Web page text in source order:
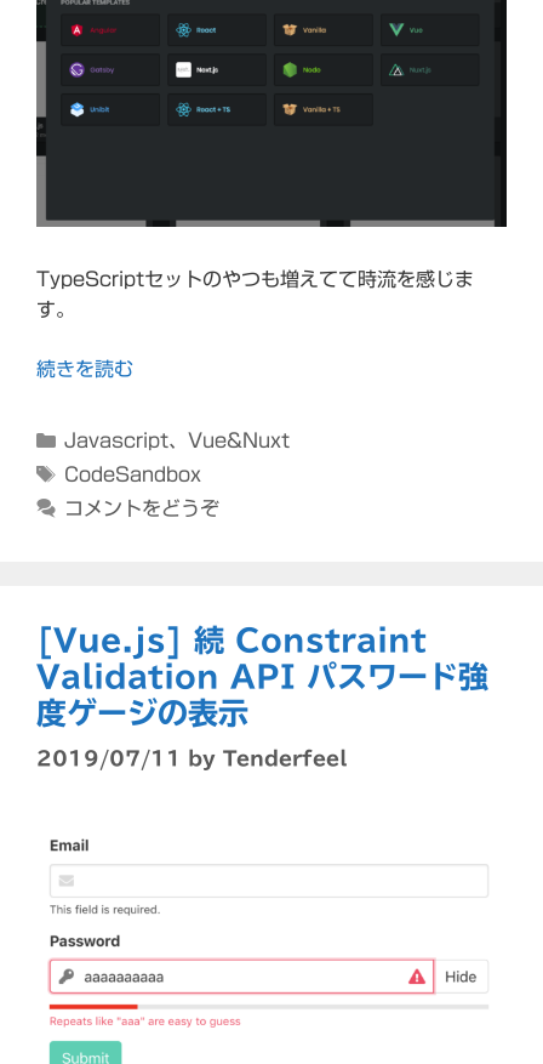
TypeScriptセットのやつも増えてて時流を感じま
す。
続きを読む
カ
テ
Javascript、 Vue&Nuxt
タ
グ
CodeSandbox
コメントをどうぞ
[Vue.js] 続 Constraint
Validation API パスワード強
度ゲージの表示
2019/07/11 by Tenderfeel